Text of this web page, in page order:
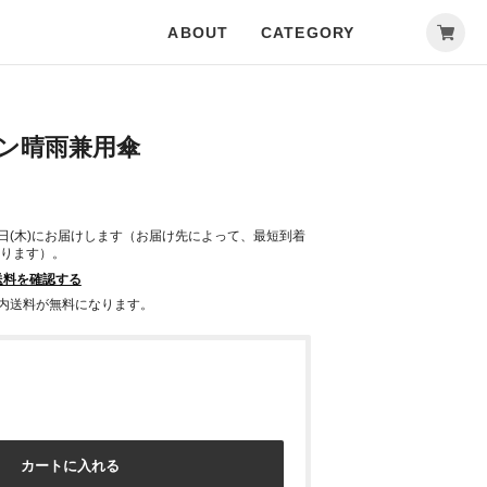
ABOUT CATEGORY
晴雨兼用傘
木)にお届けします（お届け先によって、最短到着
ます）。
料を確認する
料が無料になります。
カートに入れる